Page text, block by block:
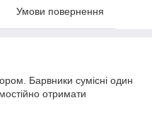
Умови повернення
Барвники сумісні один
отримати